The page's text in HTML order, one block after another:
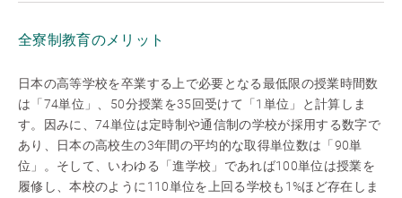
全寮制教育のメリット
日本の高等学校を卒業する上で必要となる最低限の授業時間数
は「74単位」、50分授業を35回受けて「1単位」と計算しま
す。因みに、74単位は定時制や通信制の学校が採用する数字で
あり、日本の高校生の3年間の平均的な取得単位数は「90単
位」。そして、いわゆる「進学校」であれば100単位は授業を
履修し、本校のように110単位を上回る学校も1%ほど存在しま